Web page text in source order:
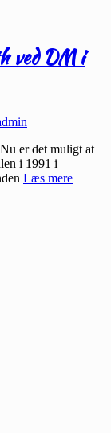
ved DM i
er det muligt at
i 1991 i
Læs mere